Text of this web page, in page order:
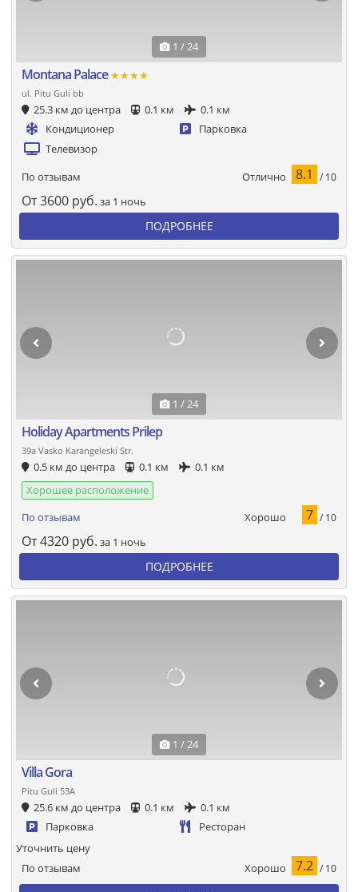
1 / 24
Montana Palace★★★★
ul. Pitu Guli bb
25.3 км до центра 0.1 км
0.1 км
Кондиционер
Парковка
Телевизор
По отзывам Отлично 8.1 / 10
От3600 руб. за 1 ночь
ПОДРОБНЕЕ
1 / 24
Holiday Apartments Prilep
39a Vasko Karangeleski Str.
0.5 км до центра 0.1 км
0.1 км
Хорошее расположение
По отзывам
Хорошо 7 / 10
От4320 руб. за 1 ночь
ПОДРОБНЕЕ
1 / 24
Villa Gora
Pitu Guli 53A
25.6 км до центра 0.1 км
0.1 км
Парковка
Ресторан
По отзывам Хорошо 7.2 / 10
Уточнить цену